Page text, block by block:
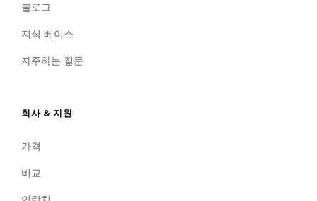
블로그
지식 베이스
자주하는 질문
회사 & 지원
가격
비교